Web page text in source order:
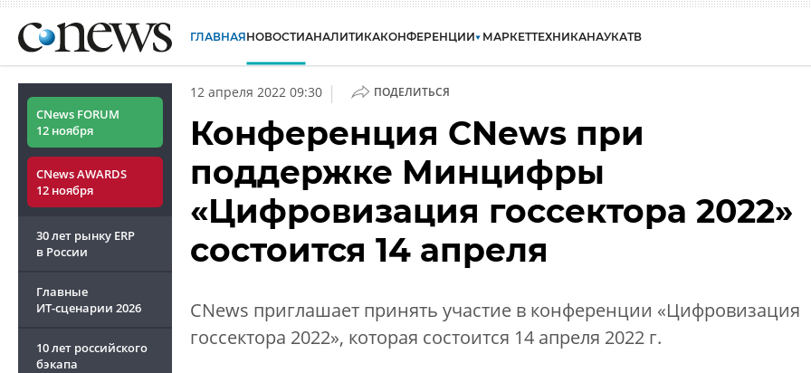
ГЛАВНАЯНОВОСТИАНАЛИТИКАКОНФЕРЕНЦИИ МАРКЕТТЕХНИКАНАУКАТВ
CNews FORUM
12 ноября
CNews AWARDS
12 ноября
30 лет рынку ERP
в России
Главные
ИТ-сценарии 2026
10 лет российского
бэкапа
12 апреля 2022 09:30 | ПОДЕЛИТЬСЯ
Конференция CNews при
поддержке Минцифры
«Цифровизация госсектора 2022»
состоится 14 апреля
CNews приглашает принять участие в конференции «Цифровизация
госсектора 2022», которая состоится 14 апреля 2022 г.